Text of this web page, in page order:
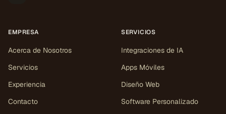
EMPRESA
Acerca de Nosotros
Servicios
Experiencia
Contacto
SERVICIOS
Integraciones de IA
Apps Móviles
Diseño Web
Software Personalizado